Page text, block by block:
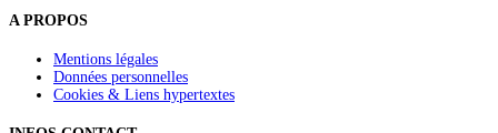
A PROPOS
Mentions légales
Données personnelles
Cookies & Liens hypertextes